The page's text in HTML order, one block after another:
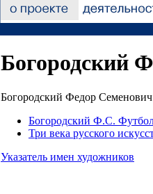
Богородский
Богородский Федор
Богородский Ф.С.
Три века русского
Указатель имен художников